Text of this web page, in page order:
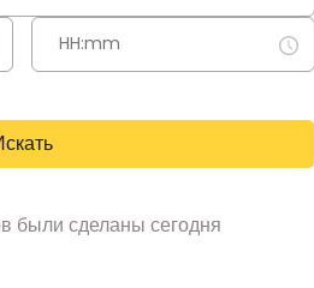
были сделаны сегодня